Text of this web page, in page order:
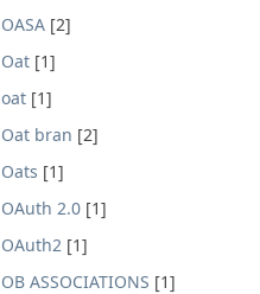
OASA [2]
Oat [1]
oat [1]
Oat bran [2]
Oats [1]
OAuth 2.0 [1]
OAuth2 [1]
OB ASSOCIATIONS [1]